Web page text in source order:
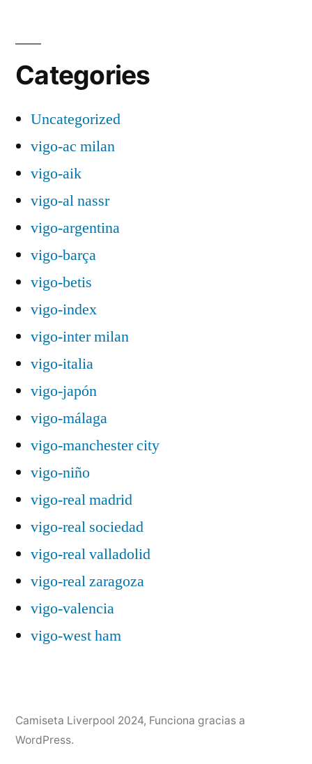
Categories
Uncategorized
vigo-ac milan
vigo-aik
vigo-al nassr
vigo-argentina
vigo-barça
vigo-betis
vigo-index
vigo-inter milan
vigo-italia
vigo-japón
vigo-málaga
vigo-manchester city
vigo-niño
vigo-real madrid
vigo-real sociedad
vigo-real valladolid
vigo-real zaragoza
vigo-valencia
vigo-west ham
Camiseta Liverpool 2024, Funciona gracias a
WordPress.